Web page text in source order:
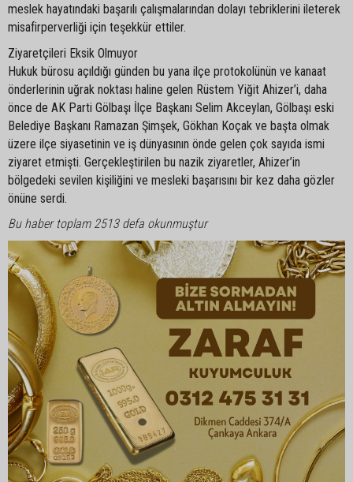
meslek hayatındaki başarılı çalışmalarından dolayı tebriklerini ileterek
misafirperverliği için teşekkür ettiler.
Ziyaretçileri Eksik Olmuyor
Hukuk bürosu açıldığı günden bu yana ilçe protokolünün ve kanaat
önderlerinin uğrak noktası haline gelen Rüstem Yiğit Ahizer’i, daha
önce de AK Parti Gölbaşı İlçe Başkanı Selim Akceylan, Gölbaşı eski
Belediye Başkanı Ramazan Şimşek, Gökhan Koçak ve başta olmak
üzere ilçe siyasetinin ve iş dünyasının önde gelen çok sayıda ismi
ziyaret etmişti. Gerçekleştirilen bu nazik ziyaretler, Ahizer’in
bölgedeki sevilen kişiliğini ve mesleki başarısını bir kez daha gözler
önüne serdi.
Bu haber toplam 2513 defa okunmuştur